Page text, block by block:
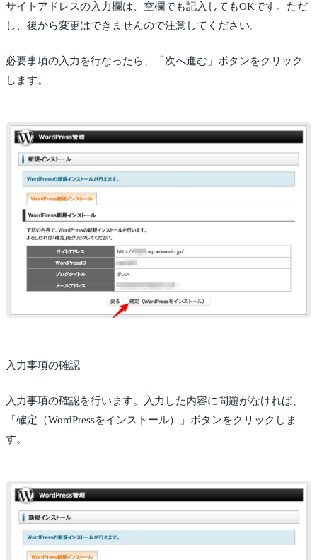
サイトアドレスの入力欄は、空欄でも記入してもOKです。ただ
し、後から変更はできませんので注意してください。
必要事項の入力を行なったら、「次へ進む」ボタンをクリック
します。
入力事項の確認
入力事項の確認を行います。入力した内容に問題がなければ、
「確定（WordPressをインストール）」ボタンをクリックしま
す。